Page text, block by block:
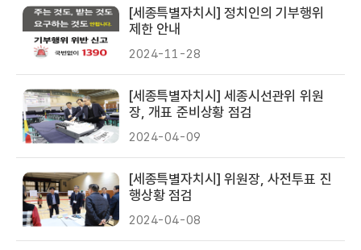
[세종특별자치시] 정치인의 기부행위
제한 안내
2024-11-28
[세종특별자치시] 세종시선관위 위원
장, 개표 준비상황 점검
2024-04-09
[세종특별자치시] 위원장, 사전투표 진
행상황 점검
2024-04-08